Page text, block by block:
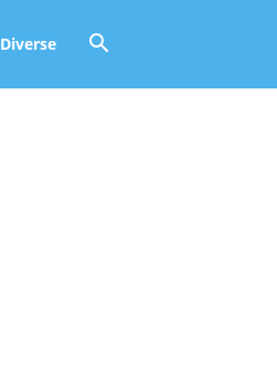
Diverse